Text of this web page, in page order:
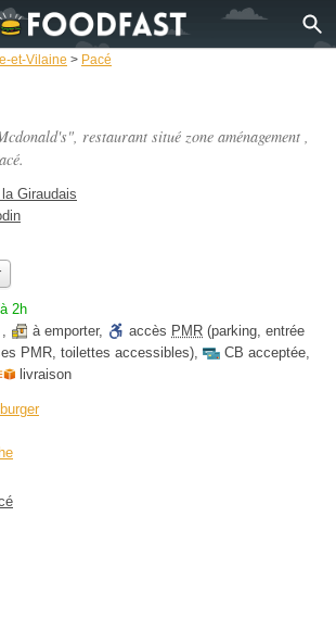
et-Vilaine > Pacé
restaurant situé zone aménagement ,
Giraudais
2h
, à emporter, accès PMR (parking, entrée
PMR, toilettes accessibles), CB acceptée,
livraison